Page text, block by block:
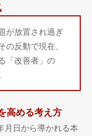
が放置され過ぎ
の反動で現在、
「改善者」の
高める考え方
月日から導かれる本